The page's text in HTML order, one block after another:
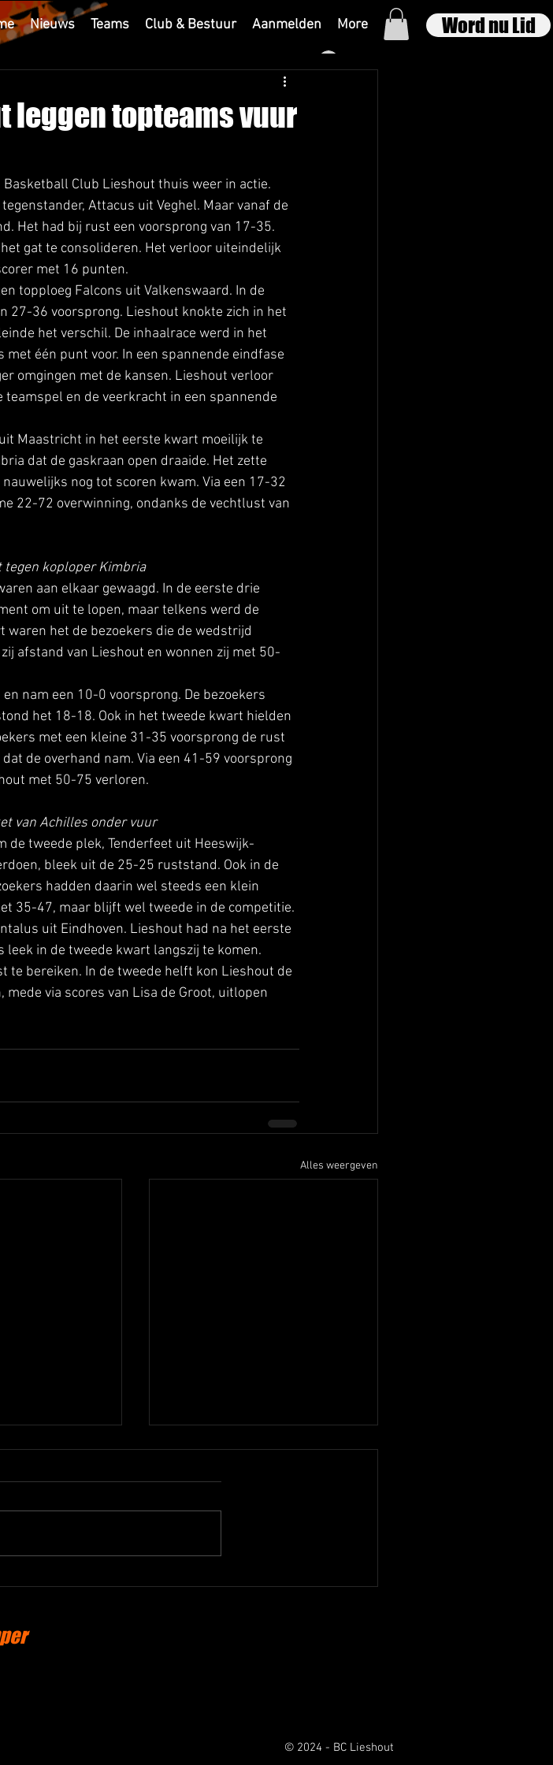
Nieuws Teams Club & Bestuur Aanmelden More Word nu Lid
leggen topteams vuur
Club Lieshout thuis weer in actie.
Attacus uit Veghel. Maar vanaf de
Het had bij rust een voorsprong van 17-35.
gat te consolideren. Het verloor uiteindelijk
met 16 punten.
topploeg Falcons uit Valkenswaard. In de
27-36 voorsprong. Lieshout knokte zich in het
het verschil. De inhaalrace werd in het
één punt voor. In een spannende eindfase
omgingen met de kansen. Lieshout verloor
en de veerkracht in een spannende
Maastricht in het eerste kwart moeilijk te
dat de gaskraan open draaide. Het zette
nog tot scoren kwam. Via een 17-32
22-72 overwinning, ondanks de vechtlust van
tegen koploper Kimbria
aan elkaar gewaagd. In de eerste drie
om uit te lopen, maar telkens werd de
het de bezoekers die de wedstrijd
afstand van Lieshout en wonnen zij met 50-
nam een 10-0 voorsprong. De bezoekers
het 18-18. Ook in het tweede kwart hielden
met een kleine 31-35 voorsprong de rust
de overhand nam. Via een 41-59 voorsprong
met 50-75 verloren.
van Achilles onder vuur
de tweede plek, Tenderfeet uit Heeswijk-
bleek uit de 25-25 ruststand. Ook in de
hadden daarin wel steeds een klein
35-47, maar blijft wel tweede in de competitie.
uit Eindhoven. Lieshout had na het eerste
in de tweede kwart langszij te komen.
bereiken. In de tweede helft kon Lieshout de
via scores van Lisa de Groot, uitlopen
Alles weergeven
Weekend
vrienden van
Lieshoutse basketballers Onder
won met 74-43. Op zondag ging
© 2024 - BC Lieshout